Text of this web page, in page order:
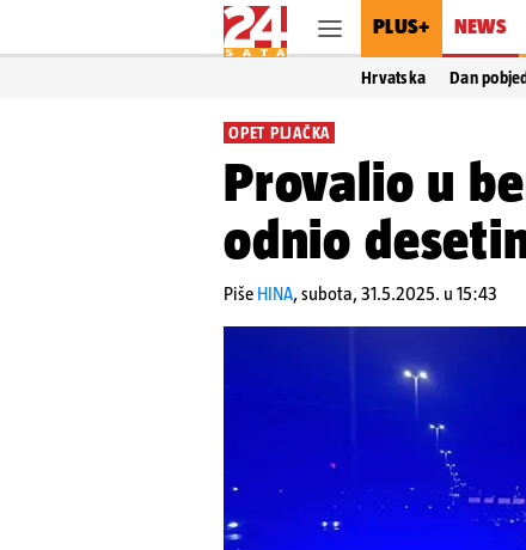
PLUS+ NEWS
Hrvatska Dan
OPET PLJAČKA
Provalio u
odnio
Piše HINA,subota, 31.5.2025. u 15:43